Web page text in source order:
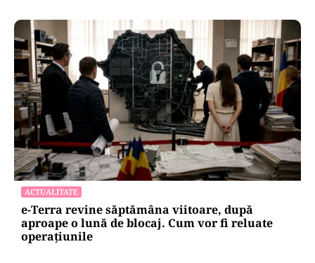
ACTUALITATE
e-Terra revine săptămâna viitoare, după
aproape o lună de blocaj. Cum vor fi reluate
operațiunile